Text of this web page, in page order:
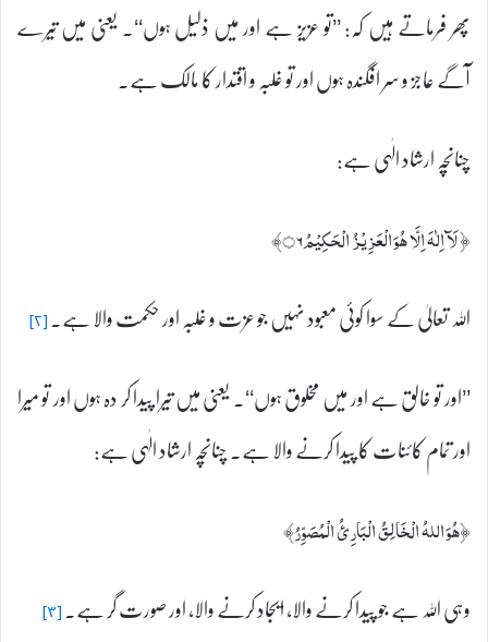
پھر فرماتے ہیں کہ: ’’تو عزیز ہے اور میں ذلیل ہوں‘‘۔ یعنی میں تیرے
آگے عاجز و سر افگندہ ہوں اور تو غلبہ و اقتدار کا مالک ہے۔
چنانچہ ارشاد الٰہی ہے:
﴿ لَآ اِلٰہَ اِلَّا ھُوَالْعَزِيْزُ الْحَكِيْمُ۝۶﴾
اللہ تعالیٰ کے سوا کوئی معبود نہیں جو عزت و غلبہ اور حکمت والا ہے۔[۲]
’’اور تو خالق ہے اور میں مخلوق ہوں‘‘۔ یعنی میں تیرا پیدا کر دہ ہوں اور تو میرا
اور تمام کائنات کا پیدا کرنے والا ہے۔ چنانچہ ارشاد الٰہی ہے:
﴿ھُوَاللہُ الْخَالِقُ الْبَارِئُ الْمُصَوِّرُ﴾
وہی اللہ ہے جو پیدا کرنے والا، ایجاد کرنے والا، اور صورت گر ہے۔[۳]